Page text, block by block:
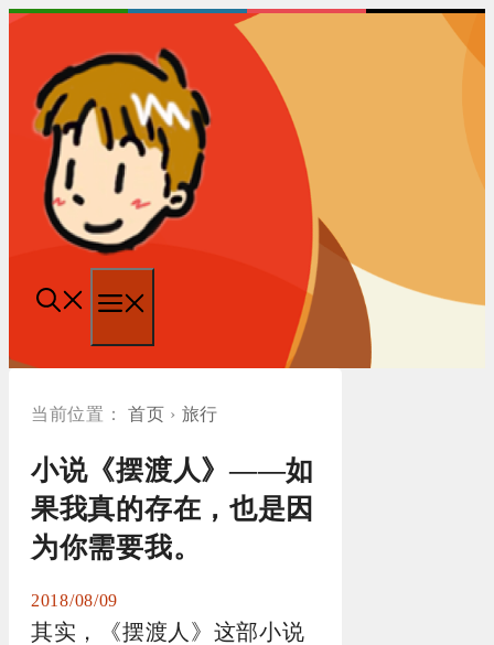
跳
单
首页 › 旅行
小说《摆渡人》——如
果我真的存在，也是因
为你需要我。
2018/08/09
其实，《摆渡人》这部小说